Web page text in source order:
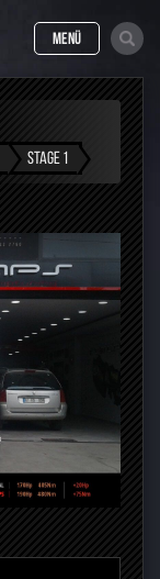
MENÜ
STAGE 1